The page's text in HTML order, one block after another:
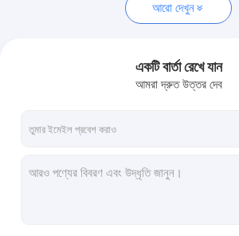
বৈদ্যুতিক উত্তপ্ত পোশাক
বৈদ্যুতিক উত্তপ্ত প্যাড
আরো দেখুন
একটি বার্তা রেখে যান
আমরা দ্রুত উত্তর দেব